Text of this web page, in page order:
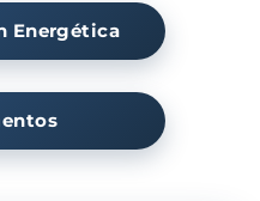
Energética